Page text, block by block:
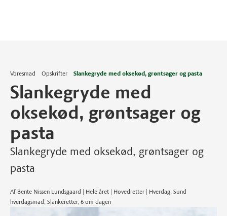
Voresmad Opskrifter Slankegryde med oksekød, grøntsager og pasta
Slankegryde med
oksekød, grøntsager og
pasta
Slankegryde med oksekød, grøntsager og
pasta
Af Bente Nissen Lundsgaard | Hele året | Hovedretter | Hverdag, Sund
hverdagsmad, Slankeretter, 6 om dagen